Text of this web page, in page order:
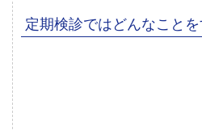
定期検診ではどんなこと